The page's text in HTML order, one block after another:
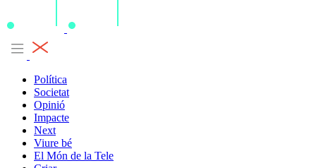
Política
Societat
Opinió
Impacte
Next
Viure bé
El Món de la Tele